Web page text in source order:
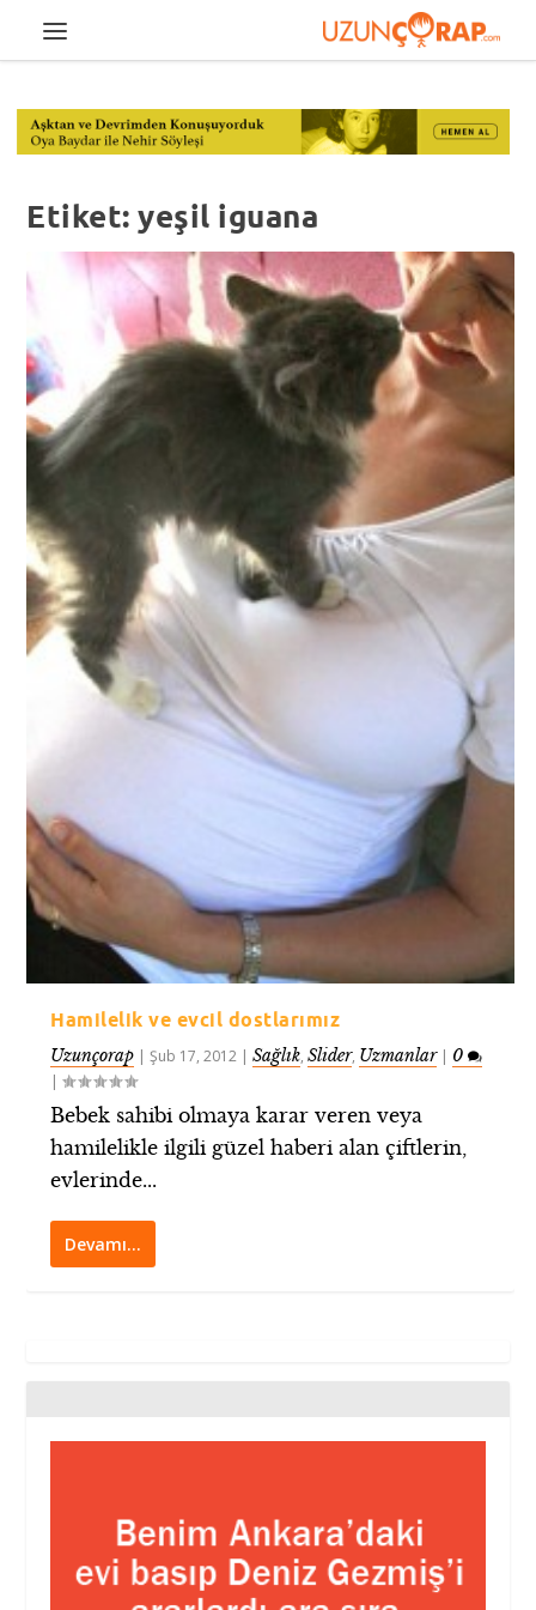
Etiket:yeşil iguana
Hamilelik ve evcil dostlarımız
Uzunçorap |Şub 17, 2012 |Sağlık,Slider, Uzmanlar| 0
|
Bebek sahibi olmaya karar veren veya
hamilelikle ilgili güzel haberi alan çiftlerin,
evlerinde...
Devamı…